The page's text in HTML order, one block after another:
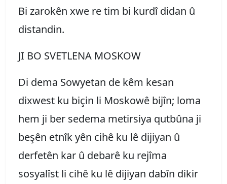
Bi zarokên xwe re tim bi kurdî didan û
distandin.
JI BO SVETLENA MOSKOW
Di dema Sowyetan de kêm kesan
dixwest ku biçin li Moskowê bijîn; loma
hem ji ber sedema metirsiya qutbûna ji
beşên etnîk yên cihê ku lê dijiyan û
derfetên kar û debarê ku rejîma
sosyalîst li cihê ku lê dijiyan dabîn dikir